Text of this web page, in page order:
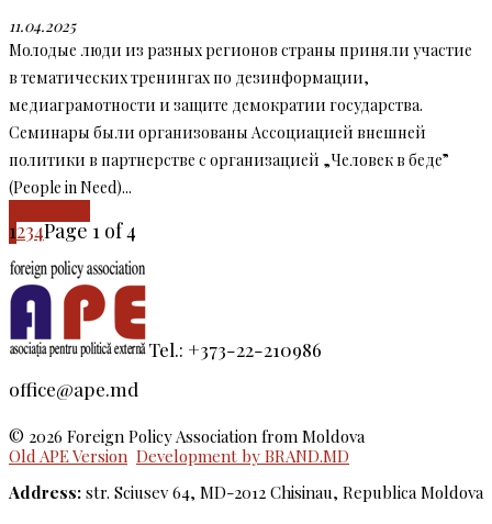
11.04.2025
Молодые люди из разных регионов страны приняли участие
в тематических тренингах по дезинформации,
медиаграмотности и защите демократии государства.
Семинары были организованы Ассоциацией внешней
политики в партнерстве с организацией „Человек в беде”
(People in Need)...
1234Page 1 of 4
Tel.: +373-22-210986
office@ape.md
© 2026 Foreign Policy Association from Moldova
Old APE Version Development by BRAND.MD
Address: str. Sciusev 64, MD-2012 Chisinau, Republica Moldova